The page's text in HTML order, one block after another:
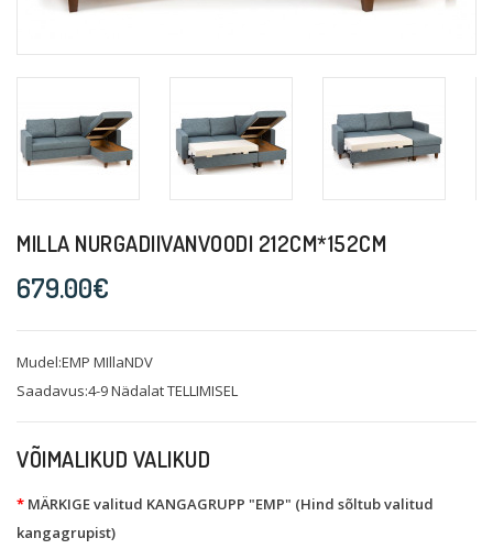
MILLA NURGADIIVANVOODI 212CM*152CM
679.00€
Mudel:EMP MIllaNDV
Saadavus:4-9 Nädalat TELLIMISEL
VÕIMALIKUD VALIKUD
MÄRKIGE valitud KANGAGRUPP "EMP" (Hind sõltub valitud
kangagrupist)